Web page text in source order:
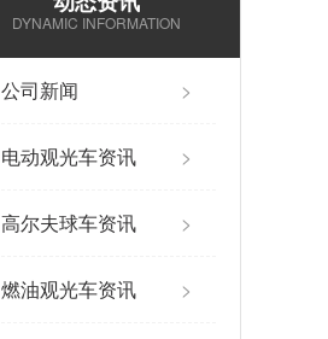
DYNAMIC INFORMATION
公司新闻 >
电动观光车资讯 >
高尔夫球车资讯 >
燃油观光车资讯 >